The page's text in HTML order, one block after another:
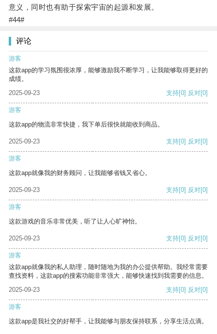
意义，同时也有助于探索宇宙的起源和发展。
#44#
评论
游客
这款app的学习氛围很浓厚，能够激励我不断学习，让我能够取得更好的
成绩。
2025-09-23
支持[0] 反对[0]
游客
这款app的物流非常快捷，我下单后很快就能收到商品。
2025-09-23 支持[0] 反对[0]
游客
这款app就像我的财务顾问，让我能够省钱又省心。
2025-09-23 支持[0] 反对[0]
游客
这款游戏的音乐非常优美，听了让人心旷神怡。
2025-09-23 支持[0] 反对[0]
游客
这款app就像我的私人助理，随时随地为我的办公提供帮助。我经常需要
查找资料，这款app的搜索功能非常强大，能够快速找到我需要的信息。
2025-09-23
支持[0] 反对[0]
游客
这款app是我社交的好帮手，让我能够与朋友保持联系，分享生活点滴。